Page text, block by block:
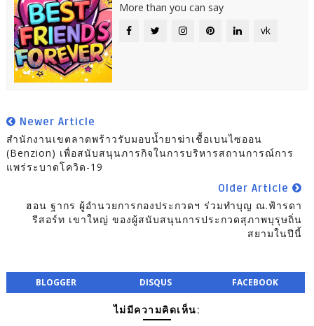
More than you can say
vk
Newer Article
สำนักงานเขตลาดพร้าวรับมอบน้ำยาฆ่าเชื้อเบนไซออน
(Benzion)​ เพื่อสนับสนุนภารกิจในการบริหารสถานการณ์การ
แพร่ระบาดโควิด-19
Older Article
ฮอน ฐากร ผู้อำนวยการกองประกวดฯ ร่วมทำบุญ ณ.ฟ้ารดา
รีสอร์ท เขาใหญ่ ของผู้สนับสนุนการประกวดสุภาพบุรุษถิ่น
สยามในปีนี้
BLOGGER DISQUS FACEBOOK
ไม่มีความคิดเห็น: